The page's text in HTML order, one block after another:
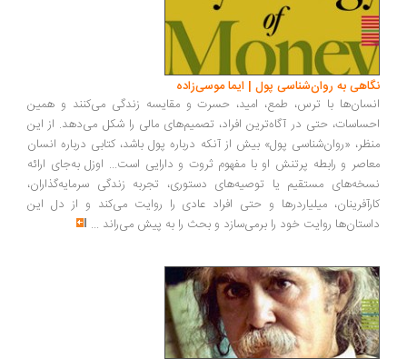
به روان‌شناسی پول | ایما موسی‌زاده
با ترس، طمع، امید، حسرت و مقایسه زندگی می‌کنند و همین
حتی در آگاه‌ترین افراد، تصمیم‌های مالی را شکل می‌دهد. از این
«روان‌شناسی پول» بیش از آنکه درباره پول باشد، کتابی درباره انسان
و رابطه پرتنش او با مفهوم ثروت و دارایی است... اوزل به‌جای ارائه
مستقیم یا توصیه‌های دستوری، تجربه زندگی سرمایه‌گذاران،
میلیاردرها و حتی افراد عادی را روایت می‌کند و از دل این
روایت خود را برمی‌سازد و بحث را به پیش می‌راند ...